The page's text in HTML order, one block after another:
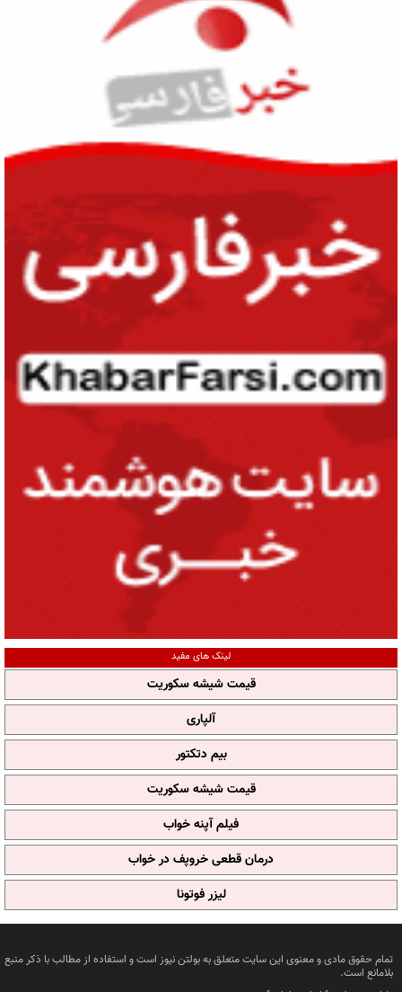
لینک های مفید
قیمت شیشه سکوریت
آلپاری
بیم دتکتور
قیمت شیشه سکوریت
فیلم آپنه خواب
درمان قطعی خروپف در خواب
لیزر فوتونا
تمام حقوق مادی و معنوی این سایت متعلق به بولتن نیوز است و استفاده از مطالب با ذکر منبع
بلامانع است.